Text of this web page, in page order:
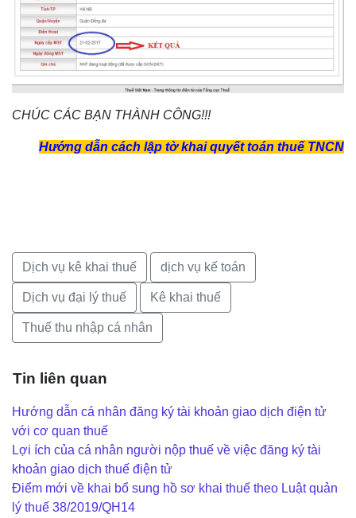
CHÚC CÁC BẠN THÀNH CÔNG!!!
Hướng dẫn cách lập tờ khai quyết toán thuế TNCN
Dịch vụ kê khai thuế dịch vụ kế toán
Dịch vụ đại lý thuế Kê khai thuế
Thuế thu nhập cá nhân
Tin liên quan
Hướng dẫn cá nhân đăng ký tài khoản giao dịch điện tử
với cơ quan thuế
Lợi ích của cá nhân người nộp thuế về việc đăng ký tài
khoản giao dịch thuế điện tử
Điểm mới về khai bổ sung hồ sơ khai thuế theo Luật quản
lý thuế 38/2019/QH14